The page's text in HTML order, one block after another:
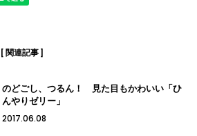
[ 関連記事 ]
のどごし、つるん！ 見た目もかわいい「ひ
んやりゼリー」
2017.06.08